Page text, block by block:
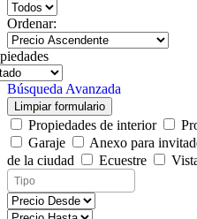
Ordenar:
Búsqueda Avanzada
Limpiar formulario
Propiedades de interior
Garaje
Anexo para
de la ciudad
Ecuestre